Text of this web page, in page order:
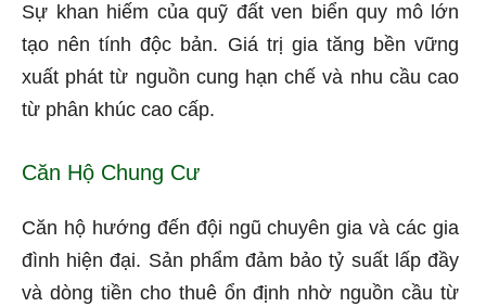
Sự khan hiếm của quỹ đất ven biển quy mô lớn
tạo nên tính độc bản. Giá trị gia tăng bền vững
xuất phát từ nguồn cung hạn chế và nhu cầu cao
từ phân khúc cao cấp.
Căn Hộ Chung Cư
Căn hộ hướng đến đội ngũ chuyên gia và các gia
đình hiện đại. Sản phẩm đảm bảo tỷ suất lấp đầy
và dòng tiền cho thuê ổn định nhờ nguồn cầu từ